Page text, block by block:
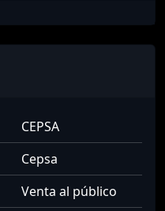
CEPSA
Cepsa
Venta al público